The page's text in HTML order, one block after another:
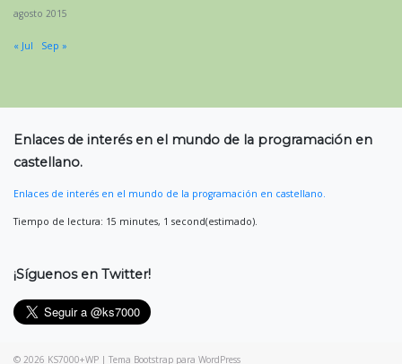
agosto 2015
« Jul Sep »
Enlaces de interés en el mundo de la programación en
castellano.
Enlaces de interés en el mundo de la programación en castellano.
Tiempo de lectura: 15 minutes, 1 second(estimado).
¡Síguenos en Twitter!
© 2026 KS7000+WP | Tema Bootstrap para WordPress